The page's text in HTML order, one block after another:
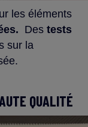
les éléments
Des tests
sur la
QUALITÉ